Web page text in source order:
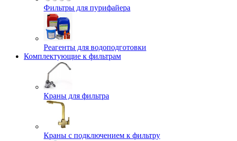
Фильтры для пурифайера
Реагенты для водоподготовки
Комплектующие к фильтрам
Краны для фильтра
Краны с подключением к фильтру